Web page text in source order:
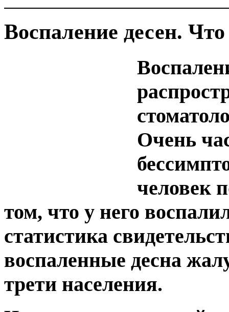
Воспаление десен. Что
Очень
человек
том, что у него
статистика
воспаленные десна
трети населения.